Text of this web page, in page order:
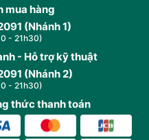
mua hàng
(Nhánh 1)
- 21h30)
- Hỗ trợ kỹ thuật
(Nhánh 2)
- 21h30)
thức thanh toán